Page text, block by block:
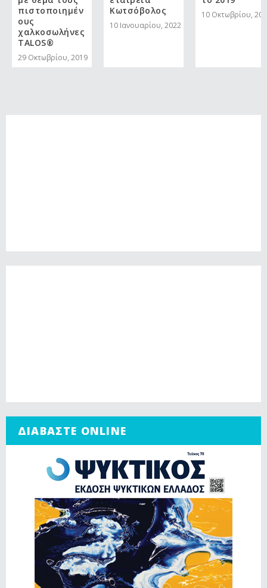
πιστοποιημέν
ους
χαλκοσωλήνες
TALOS®
29 Οκτωβρίου, 2019
Κωτσόβολος
10 Ιανουαρίου, 2022
10 Οκτωβρίου,
ΔΙΑΒΑΣΤΕ ONLINE